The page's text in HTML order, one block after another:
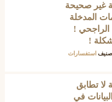
غير صحيحة
المدخلة
!
!
استفسارات
لا تطابق
في